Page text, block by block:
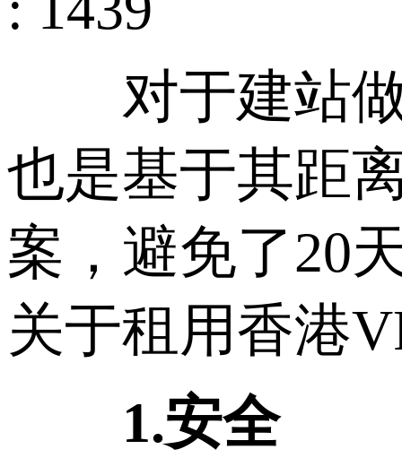
对于建站做
也是基于其距
案，避免了20
关于租用香港
1.安全